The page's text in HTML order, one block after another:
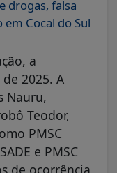
drogas, falsa
Cocal do Sul
a
2025. A
Nauru,
Teodor,
PMSC
e PMSC
de ocorrência